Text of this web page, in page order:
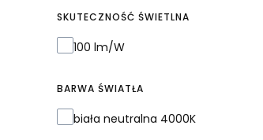
SKUTECZNOŚĆ ŚWIETLNA
Skuteczność świetlna
100 lm/W
BARWA ŚWIATŁA
Barwa światła
biała neutralna 4000K